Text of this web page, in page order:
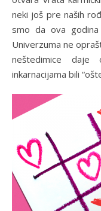
neki još pre naših
smo da ova
Univerzuma ne
neštedimice
inkarnacijama bili